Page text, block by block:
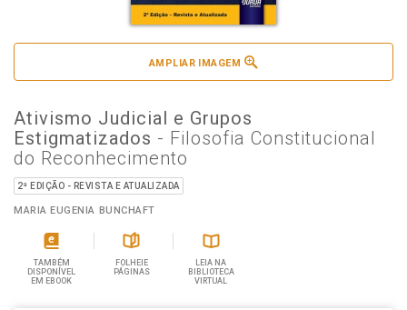
AMPLIAR IMAGEM
Ativismo Judicial e Grupos
Estigmatizados - Filosofia Constitucional
do Reconhecimento
2ª EDIÇÃO - REVISTA E ATUALIZADA
MARIA EUGENIA BUNCHAFT
TAMBÉM
DISPONÍVEL
EM EBOOK
FOLHEIE
PÁGINAS
LEIA NA
BIBLIOTECA
VIRTUAL